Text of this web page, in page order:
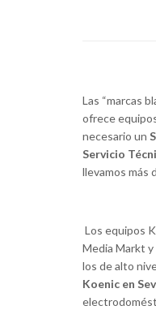
Las “marcas
ofrece
necesario un
Servicio
llevamos más
Los equipos
Media Markt
los de alto
Koenic en